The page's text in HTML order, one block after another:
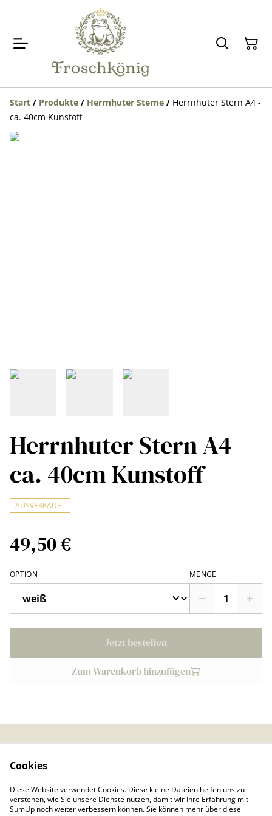
Start / Produkte / Herrnhuter Sterne / Herrnhuter Stern A4 -
ca. 40cm Kunstoff
Herrnhuter Stern A4 -
ca. 40cm Kunstoff
AUSVERKAUFT
49,50 €
OPTION MENGE
Jetzt bestellen
Zum Warenkorb hinzufügen
ngen von SumUp
Impressum
Cookies
Diese Website verwendet Cookies. Diese kleine Dateien helfen uns zu
verstehen, wie Sie unsere Dienste nutzen, damit wir Ihre Erfahrung mit
SumUp noch weiter verbessern können. Sie können mehr über diese